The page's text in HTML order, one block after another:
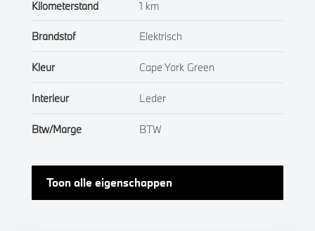
Kilometerstand 1 km
Brandstof Elektrisch
Kleur Cape York Green
Interieur Leder
Btw/Marge BTW
Toon alle eigenschappen